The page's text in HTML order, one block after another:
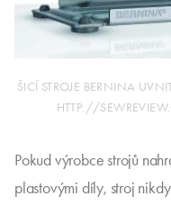
ŠICÍ STROJE BERNINA
HTTP://
Pokud výrobce strojů
plastovými díly, stroj